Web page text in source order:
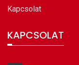
Kapcsolat
KAPCSOLAT